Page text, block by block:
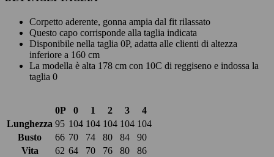
Corpetto aderente, gonna ampia dal fit rilassato
Questo capo corrisponde alla taglia indicata
Disponibile nella taglia 0P, adatta alle clienti di altezza
inferiore a 160 cm
La modella è alta 178 cm con 10C di reggiseno e indossa la
taglia 0
0P 0 1 2 3
4
Lunghezza 95 104 104 104 104 104
Busto
66 70 74 80 84
90
Vita
62 64 70 76 80
86